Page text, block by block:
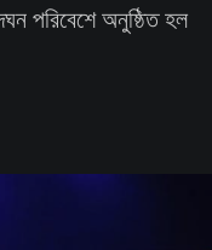
পরিবেশে অনুষ্ঠিত হল